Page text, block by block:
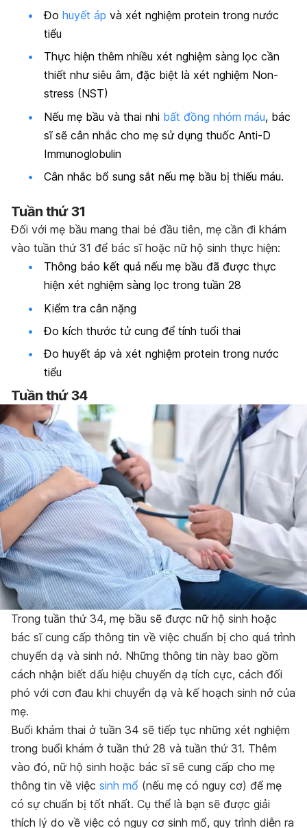
Đo huyết áp và xét nghiệm protein trong nước
tiểu
Thực hiện thêm nhiều xét nghiệm sàng lọc cần
thiết như siêu âm, đặc biệt là xét nghiệm Non-
stress (NST)
Nếu mẹ bầu và thai nhi bất đồng nhóm máu, bác
sĩ sẽ cân nhắc cho mẹ sử dụng thuốc Anti-D
Immunoglobulin
Cân nhắc bổ sung sắt nếu mẹ bầu bị thiếu máu.
Tuần thứ 31
Đối với mẹ bầu mang thai bé đầu tiên, mẹ cần đi khám
vào tuần thứ 31 để bác sĩ hoặc nữ hộ sinh thực hiện:
Thông báo kết quả nếu mẹ bầu đã được thực
hiện xét nghiệm sàng lọc trong tuần 28
Kiểm tra cân nặng
Đo kích thước tử cung để tính tuổi thai
Đo huyết áp và xét nghiệm protein trong nước
tiểu
Tuần thứ 34
Trong tuần thứ 34, mẹ bầu sẽ được nữ hộ sinh hoặc
bác sĩ cung cấp thông tin về việc chuẩn bị cho quá trình
chuyển dạ và sinh nở. Những thông tin này bao gồm
cách nhận biết dấu hiệu chuyển dạ tích cực, cách đối
phó với cơn đau khi chuyển dạ và kế hoạch sinh nở của
mẹ.
Buổi khám thai ở tuần 34 sẽ tiếp tục những xét nghiệm
trong buổi khám ở tuần thứ 28 và tuần thứ 31. Thêm
vào đó, nữ hộ sinh hoặc bác sĩ sẽ cung cấp cho mẹ
thông tin về việc sinh mổ (nếu mẹ có nguy cơ) để mẹ
có sự chuẩn bị tốt nhất. Cụ thể là bạn sẽ được giải
thích lý do về việc có nguy cơ sinh mổ, quy trình diễn ra